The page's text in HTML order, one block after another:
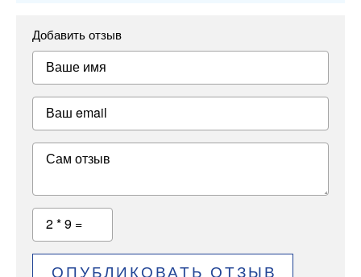
Добавить отзыв
Ваше имя
Ваш email
Сам отзыв
2 * 9 =
ОПУБЛИКОВАТЬ ОТЗЫВ